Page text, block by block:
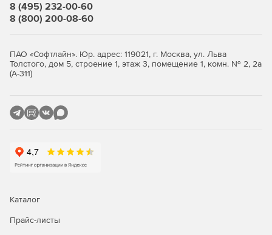
действиях на сервере.
позволяет конфигурировать систему с любого
компьютера, где есть доступ в Интернет.
Пользовательский интерфейс удаленного
записям пользователей и групп с Windows NT Domain
Controller, включая информацию об аутентификации,
группах на Windows NT, мгновенно поступают и на сервер
8 (495) 232-00-60
8 (800) 200-08-60
ПАО «Софтлайн». Юр. адрес: 119021, г. Москва, ул. Льва
Толстого, дом 5, строение 1, этаж 3, помещение 1, комн. № 2, 2а
(А-311)
Каталог
Прайс-листы